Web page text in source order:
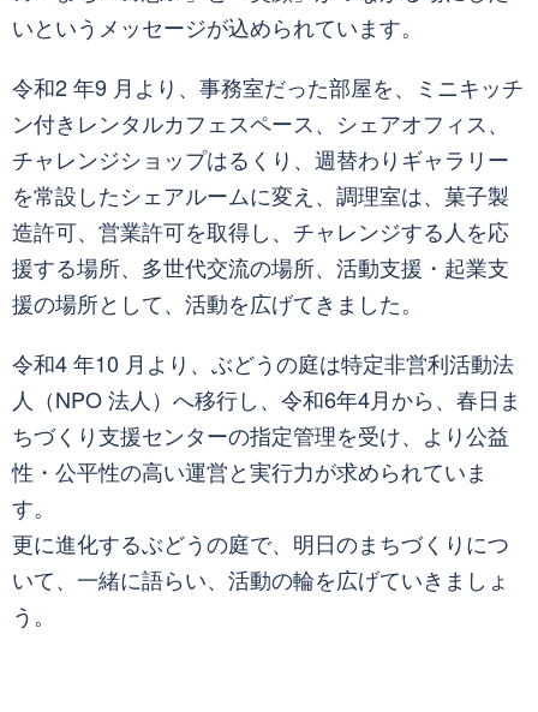
いというメッセージが込められています。
令和2 年9 月より、事務室だった部屋を、ミニキッチ
ン付きレンタルカフェスペース、シェアオフィス、
チャレンジショップはるくり、週替わりギャラリー
を常設したシェアルームに変え、調理室は、菓子製
造許可、営業許可を取得し、チャレンジする人を応
援する場所、多世代交流の場所、活動支援・起業支
援の場所として、活動を広げてきました。
令和4 年10 月より、ぶどうの庭は特定非営利活動法
人（NPO 法人）へ移行し、令和6年4月から、春日ま
ちづくり支援センターの指定管理を受け、より公益
性・公平性の高い運営と実行力が求められていま
す。
更に進化するぶどうの庭で、明日のまちづくりにつ
いて、一緒に語らい、活動の輪を広げていきましょ
う。